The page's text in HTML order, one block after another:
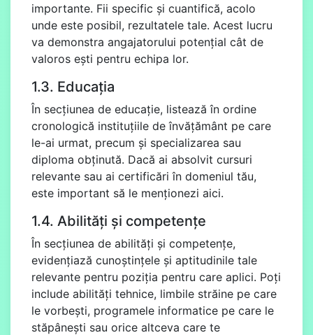
importante. Fii specific și cuantifică, acolo
unde este posibil, rezultatele tale. Acest lucru
va demonstra angajatorului potențial cât de
valoros ești pentru echipa lor.
1.3. Educația
În secțiunea de educație, listează în ordine
cronologică instituțiile de învățământ pe care
le-ai urmat, precum și specializarea sau
diploma obținută. Dacă ai absolvit cursuri
relevante sau ai certificări în domeniul tău,
este important să le menționezi aici.
1.4. Abilități și competențe
În secțiunea de abilități și competențe,
evidențiază cunoștințele și aptitudinile tale
relevante pentru poziția pentru care aplici. Poți
include abilități tehnice, limbile străine pe care
le vorbești, programele informatice pe care le
stăpânești sau orice altceva care te